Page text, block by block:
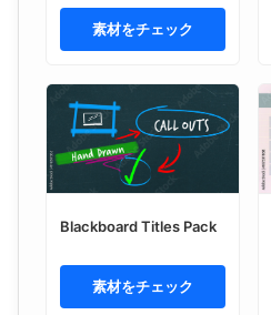
素材をチェック
Blackboard Titles Pack
素材をチェック